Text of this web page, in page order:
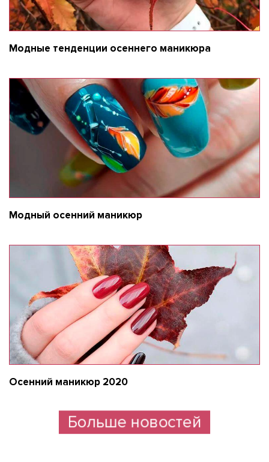
Модные тенденции осеннего маникюра
Модный осенний маникюр
Осенний маникюр 2020
Больше новостей